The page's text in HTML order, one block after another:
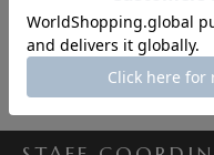
9,900円
SOLD OUT!